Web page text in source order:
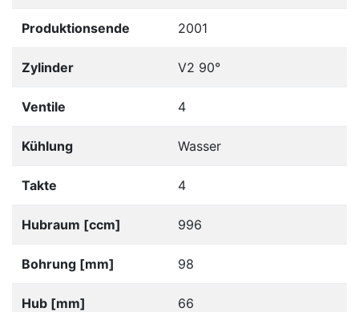
Produktionsende 2001
Zylinder V2 90°
Ventile 4
Kühlung Wasser
Takte 4
Hubraum [ccm] 996
Bohrung [mm] 98
Hub [mm] 66